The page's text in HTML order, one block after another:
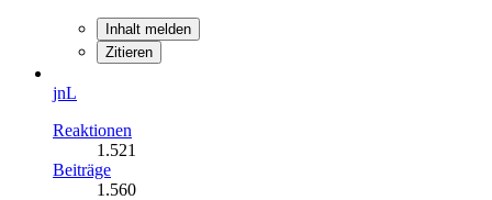
Inhalt melden
Zitieren
jnL
Reaktionen
1.521
Beiträge
1.560